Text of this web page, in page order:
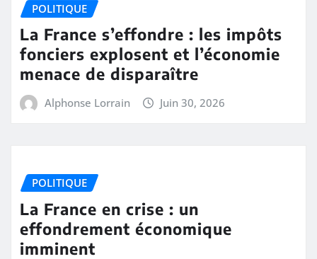
POLITIQUE
La France s’effondre : les impôts
fonciers explosent et l’économie
menace de disparaître
Alphonse Lorrain Juin 30, 2026
POLITIQUE
La France en crise : un
effondrement économique
imminent